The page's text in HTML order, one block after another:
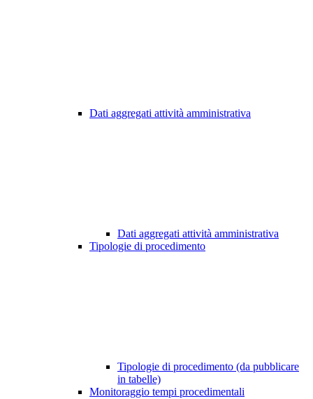
Dati aggregati attività amministrativa
Dati aggregati attività amministrativa
Tipologie di procedimento
Tipologie di procedimento (da pubblicare
in tabelle)
Monitoraggio tempi procedimentali